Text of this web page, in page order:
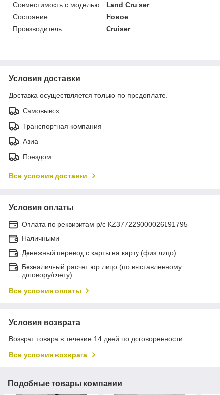
Совместимость с моделью
Land Cruiser
Состояние
Новое
Производитель
Cruiser
Условия доставки
Доставка осуществляется только по предоплате.
Самовывоз
Транспортная компания
Авиа
Поездом
Все условия доставки
Условия оплаты
Оплата по реквизитам р/с KZ37722S000026191795
Наличными
Денежный перевод с карты на карту (физ.лицо)
Безналичный расчет юр.лицо (по выставленному
договору/счету)
Все условия оплаты
Условия возврата
Возврат товара в течение 14 дней по договоренности
Все условия возврата
Подобные товары компании